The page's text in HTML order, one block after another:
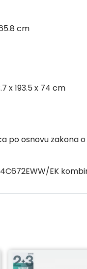
cm
x 193.5 x 74 cm
po osnovu zakona
EK